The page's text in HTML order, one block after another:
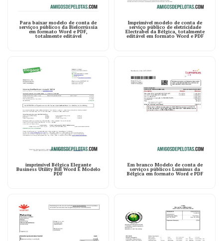
Para baixar modelo de conta de
serviços públicos da Bielorrússia
em formato Word e PDF,
totalmente editável
Imprimível modelo de conta de
serviço público de eletricidade
Electrabel da Bélgica, totalmente
editável em formato Word e PDF
imprimível Bélgica Elegante
Business Utility Bill Word E Modelo
PDF
Em branco Modelo de conta de
serviços públicos Luminus da
Bélgica em formato Word e PDF